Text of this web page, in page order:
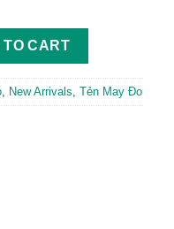
quantity
CART
New Arrivals Tẻn May Đo